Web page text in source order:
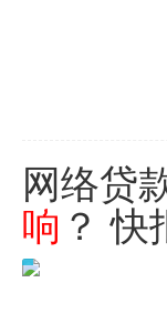
网络贷
响 ？ 快